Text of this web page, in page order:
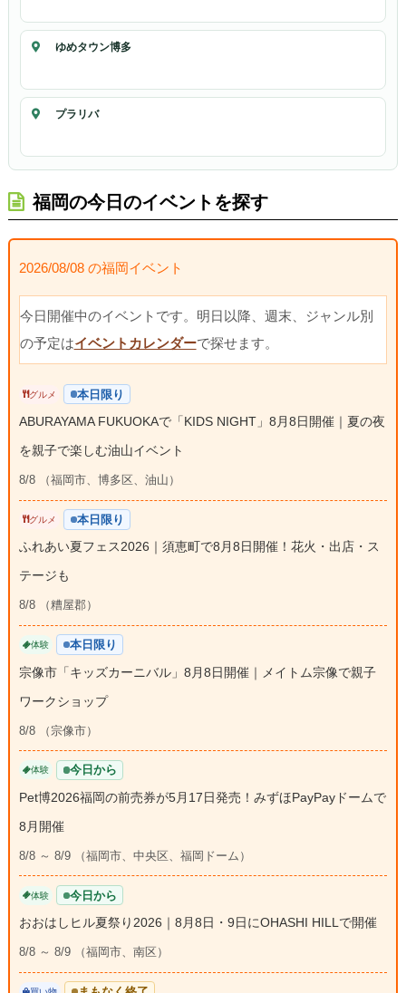
ゆめタウン博多
プラリバ
福岡の今日のイベントを探す
2026/08/08 の福岡イベント
今日開催中のイベントです。明日以降、週末、ジャンル別
の予定はイベントカレンダーで探せます。
グルメ 本日限り
ABURAYAMA FUKUOKAで「KIDS NIGHT」8月8日開催｜夏の夜
を親子で楽しむ油山イベント
8/8 （福岡市、博多区、油山）
グルメ 本日限り
ふれあい夏フェス2026｜須恵町で8月8日開催！花火・出店・ス
テージも
8/8 （糟屋郡）
体験 本日限り
宗像市「キッズカーニバル」8月8日開催｜メイトム宗像で親子
ワークショップ
8/8 （宗像市）
体験 今日から
Pet博2026福岡の前売券が5月17日発売！みずほPayPayドームで
8月開催
8/8 ～ 8/9 （福岡市、中央区、福岡ドーム）
体験 今日から
おおはしヒル夏祭り2026｜8月8日・9日にOHASHI HILLで開催
8/8 ～ 8/9 （福岡市、南区）